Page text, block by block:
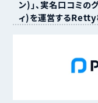
ン）」、実名口コミの
ィ）を運営する